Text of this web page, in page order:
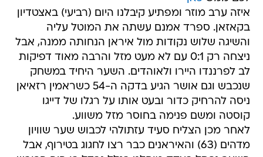
איזה ערב מוזר ומפתיע קיבלנו היום (רביעי) באצטדיון
בקאזאן. ספרד אמנם עשתה את המוטל עליה
והשיגה שלוש נקודות מול איראן הנחותה ממנה, אבל
ניצחה רק 0:1 עם לא מעט מזל והרבה מאוד דפיקות
לב לפרננדו היירו ולאוהדים. השער היחיד במשחק
שנכבש וגם אושר הגיע בדקה ה-54 כשראמין רזאיאן
ניסה להרחיק כדור ובעט אותו על רגלו של דייגו
קוסטה ומשם פנימה בחוסר מזל משווע.
לאחר מכן הצליח סעיד עזתולהי לכבוש שער שוויון
מדהים (63) והאיראנים כבר רצו לחגוג בטירוף, אבל